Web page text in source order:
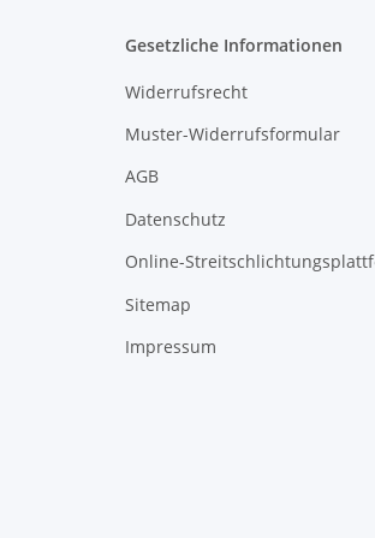
Gesetzliche Informationen
Widerrufsrecht
Muster-Widerrufsformular
AGB
Datenschutz
Online-
Sitemap
Impressum